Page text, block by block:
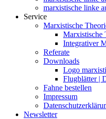
marxistische linke
Service
Marxistische
Marxistische
Integrativer
Referate
Downloads
Logo
Flugblätter |
Fahne bestellen
Impressum
Newsletter